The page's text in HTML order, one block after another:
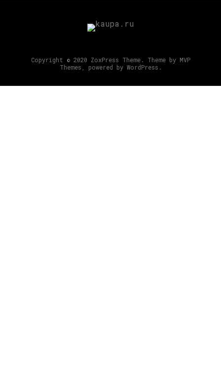
Copyright © 2020 ZoxPress Theme. Theme by MVP
Themes, powered by WordPress.